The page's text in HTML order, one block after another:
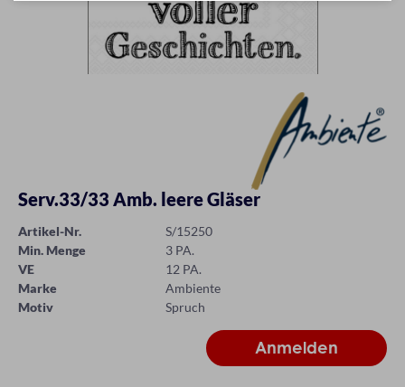
Serv.33/33 Amb. leere Gläser
Artikel-Nr.
S/15250
Min. Menge
3 PA.
VE
12 PA.
Marke
Ambiente
Motiv
Spruch